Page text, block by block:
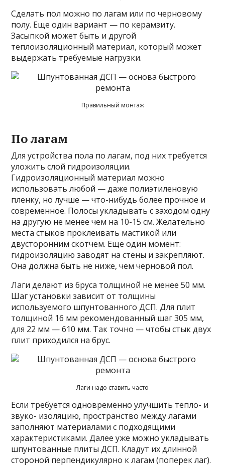
Сделать пол можно по лагам или по черновому
полу. Еще один вариант — по керамзиту.
Засыпкой может быть и другой
теплоизоляционный материал, который может
выдержать требуемые нагрузки.
Правильный монтаж
По лагам
Для устройства пола по лагам, под них требуется
уложить слой гидроизоляции.
Гидроизоляционный материал можно
использовать любой — даже полиэтиленовую
пленку, но лучше — что-нибудь более прочное и
современное. Полосы укладывать с заходом одну
на другую не менее чем на 10-15 см. Желательно
места стыков проклеивать мастикой или
двусторонним скотчем. Еще один момент:
гидроизоляцию заводят на стены и закрепляют.
Она должна быть не ниже, чем черновой пол.
Лаги делают из бруса толщиной не менее 50 мм.
Шаг установки зависит от толщины
используемого шпунтованного ДСП. Для плит
толщиной 16 мм рекомендованный шаг 305 мм,
для 22 мм — 610 мм. Так точно — чтобы стык двух
плит приходился на брус.
Лаги надо ставить часто
Если требуется одновременно улучшить тепло- и
звуко- изоляцию, пространство между лагами
заполняют материалами с подходящими
характеристиками. Далее уже можно укладывать
шпунтованные плиты ДСП. Кладут их длинной
стороной перпендикулярно к лагам (поперек лаг).